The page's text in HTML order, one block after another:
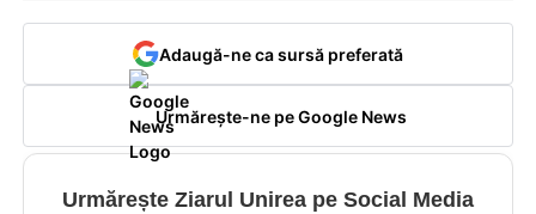
Adaugă-ne ca sursă preferată
Urmărește-ne pe Google News
Urmărește Ziarul Unirea pe Social Media